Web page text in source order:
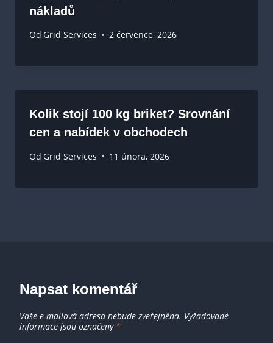
nákladů
Od Grid Services 2 července, 2026
Kolik stojí 100 kg briket? Srovnání
cen a nabídek v obchodech
Od Grid Services 11 února, 2026
Napsat komentář
Vaše e-mailová adresa nebude zveřejněna. Vyžadované
informace jsou označeny *